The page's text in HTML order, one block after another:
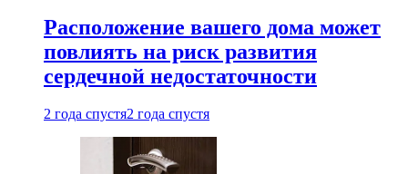
Расположение вашего дома может
повлиять на риск развития
сердечной недостаточности
2 года спустя2 года спустя